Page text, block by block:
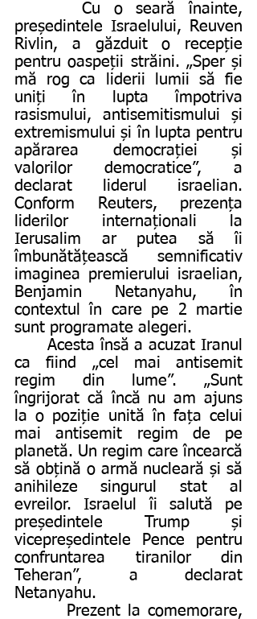
președintele Israelului, Reuven
Rivlin, a găzduit o recepție
pentru oaspeții străini. „Sper și
mă rog ca liderii lumii să fie
uniți în lupta împotriva
rasismului, antisemitismului și
extremismului și în lupta pentru
apărarea democrației și
valorilor democratice”, a
declarat liderul israelian.
Conform Reuters, prezența
liderilor internaționali la
Ierusalim ar putea să îi
îmbunătățească semnificativ
imaginea premierului israelian,
Benjamin Netanyahu, în
contextul în care pe 2 martie
sunt programate alegeri.
ca fiind „cel mai antisemit
regim din lume”. „Sunt
îngrijorat că încă nu am ajuns
la o poziție unită în fața celui
mai antisemit regim de pe
planetă. Un regim care încearcă
să obțină o armă nucleară și să
anihileze singurul stat al
evreilor. Israelul îi salută pe
președintele Trump și
vicepreședintele Pence pentru
confruntarea tiranilor din
Teheran”, a declarat
Netanyahu.